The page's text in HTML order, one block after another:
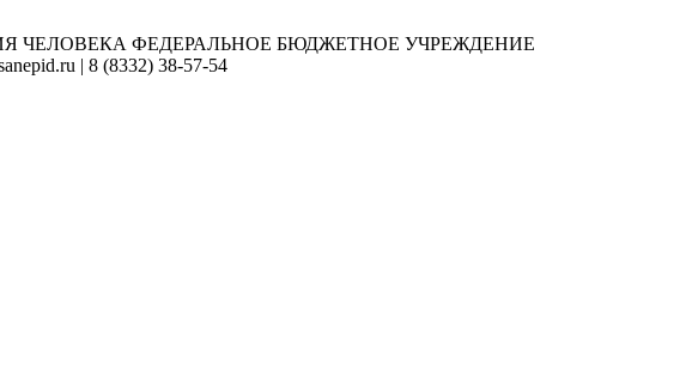
ЧЕЛОВЕКА ФЕДЕРАЛЬНОЕ БЮДЖЕТНОЕ УЧРЕЖДЕНИЕ
| 8 (8332) 38-57-54